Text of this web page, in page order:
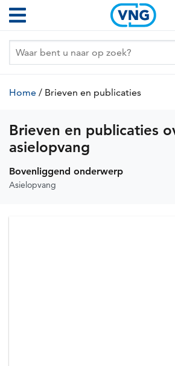
Overslaan
en
naar
inhoud
Hoofdnavigatie
Kruimelpad
Home / Brieven en publicaties
Brieven en publicaties
asielopvang
Bovenliggend onderwerp
Asielopvang